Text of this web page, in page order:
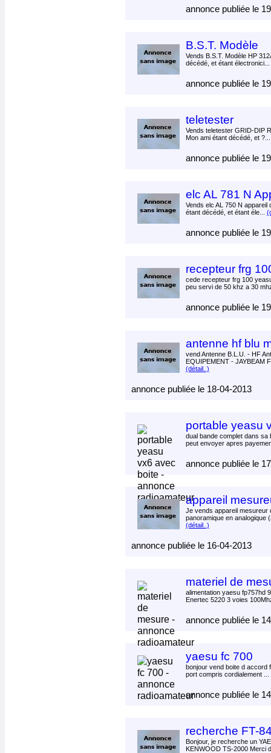
annonce publiée le
B.S.T. Modèle
Vends B.S.T. Modèle HP
décédé, et étant électronici...
annonce publiée le
teletester
Vends teletester GRID-DIP
Mon ami étant décédé, et
annonce publiée le
elc AL 781 N
Vends elc AL 750 N appareil
étant décédé, et étant éle...
annonce publiée le
recepteur frg
cede recepteur frg 100
peu servi de 50 khz a 30
annonce publiée le
antenne hf blu
vend Antenne B.L.U. - HF
EQUIPEMENT - JAYBEAM
(détail..)
annonce publiée le 18-04-2013
portable yeasu
dual bande complet dans sa
peut envoyer apres
annonce publiée le
appareil
Je vends appareil mesureur
panoramique en analogique
(détail..)
annonce publiée le 16-04-2013
materiel de
alimentation yaesu fp757hd
Enertec 5220 3 voies
annonce publiée le
yaesu fc 700
bonjour vend boite d accord
port compris cordialement ...
annonce publiée le
recherche FT-
Bonjour, je recherche un
KENWOOD TS-2000 Merci